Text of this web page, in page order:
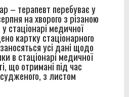
– терапевт перебуває у
на хворого з різаною
стаціонарі медичної
картку стаціонарного
усі дані щодо
в стаціонарі медичної
що отримані під час
з листом